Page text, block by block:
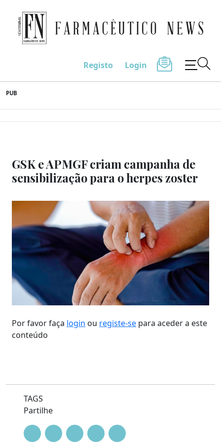
to
content
Farmacêutico News
Registo Login
PUB
GSK e APMGF criam campanha de
sensibilização para o herpes zoster
Por favor faça login ou registe-se para aceder a este
conteúdo
TAGS
Partilhe